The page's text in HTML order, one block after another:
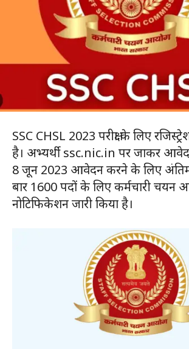
SSC CHSL 2023 परीक्षा के लिए
है। अभ्यर्थी ssc.nic.in पर जाकर
8 जून 2023 आवेदन करने के लिए
बार 1600 पदों के लिए कर्मचारी चयन
नोटिफिकेशन जारी किया है।